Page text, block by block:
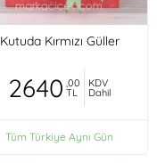
Kutuda Kırmızı Güller
2640 ,00
TL
KDV
Dahil
Tüm Türkiye Aynı Gün